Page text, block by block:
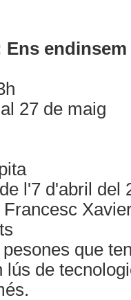
Ens
27 de maig
l'7 d'abril del
que
lús de